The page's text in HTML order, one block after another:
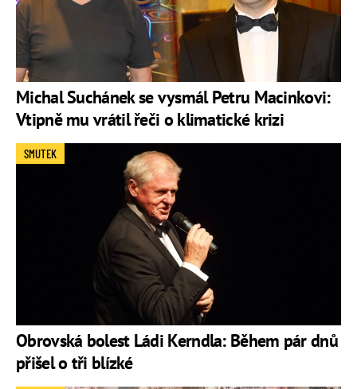
Michal Suchánek se vysmál Petru Macinkovi:
Vtipně mu vrátil řeči o klimatické krizi
Obrovská bolest Ládi Kerndla: Během pár dnů
přišel o tři blízké
SMUTEK